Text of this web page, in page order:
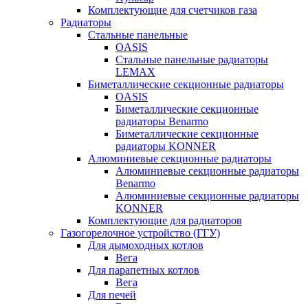
Комплектующие для счетчиков газа
Радиаторы
Стальные панельные
OASIS
Стальные панельные радиаторы
LEMAX
Биметаллические секционные радиаторы
OASIS
Биметаллические секционные
радиаторы Benarmo
Биметаллические секционные
радиаторы KONNER
Алюминиевые секционные радиаторы
Алюминиевые секционные радиаторы
Benarmo
Алюминиевые секционные радиаторы
KONNER
Комплектующие для радиаторов
Газогорелочное устройство (ГГУ)
Для дымоходных котлов
Вега
Для парапетных котлов
Вега
Для печей